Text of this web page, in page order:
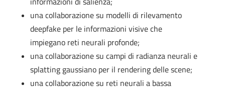
una collaborazione su modelli di rilevamento
deepfake per le informazioni visive che
impiegano reti neurali profonde;
una collaborazione su campi di radianza neurali e
splatting gaussiano per il rendering delle scene;
una collaborazione su reti neurali a bassa